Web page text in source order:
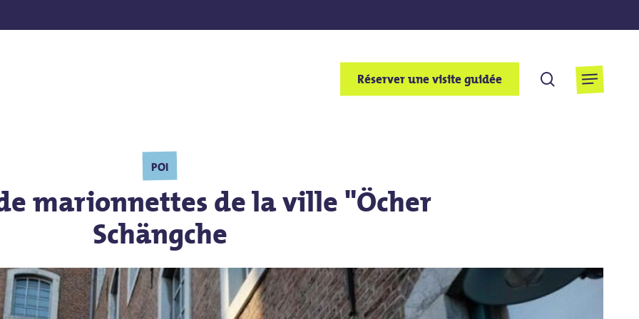
Réserver une visite guidée cherchent
Menu
POI
marionnettes de la ville "Öcher
Schängche